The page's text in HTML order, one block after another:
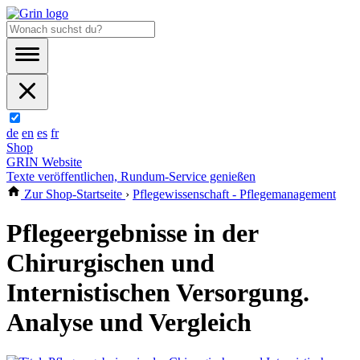
de en es fr
Shop
GRIN Website
Texte veröffentlichen, Rundum-Service genießen
Zur Shop-Startseite › Pflegewissenschaft - Pflegemanagement
Pflegeergebnisse in der
Chirurgischen und
Internistischen Versorgung.
Analyse und Vergleich